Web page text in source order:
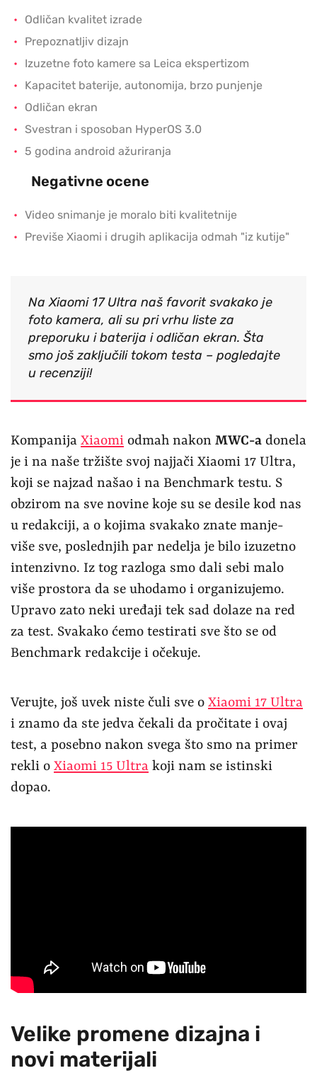
Odličan kvalitet izrade
Prepoznatljiv dizajn
Izuzetne foto kamere sa Leica ekspertizom
Kapacitet baterije, autonomija, brzo punjenje
Odličan ekran
Svestran i sposoban HyperOS 3.0
5 godina android ažuriranja
Negativne ocene
Video snimanje je moralo biti kvalitetnije
Previše Xiaomi i drugih aplikacija odmah "iz kutije"
Na Xiaomi 17 Ultra naš favorit svakako je
foto kamera, ali su pri vrhu liste za
preporuku i baterija i odličan ekran. Šta
smo još zaključili tokom testa – pogledajte
u recenziji!
Kompanija Xiaomi odmah nakon MWC-a donela
je i na naše tržište svoj najjači Xiaomi 17 Ultra,
koji se najzad našao i na Benchmark testu. S
obzirom na sve novine koje su se desile kod nas
u redakciji, a o kojima svakako znate manje-
više sve, poslednjih par nedelja je bilo izuzetno
intenzivno. Iz tog razloga smo dali sebi malo
više prostora da se uhodamo i organizujemo.
Upravo zato neki uređaji tek sad dolaze na red
za test. Svakako ćemo testirati sve što se od
Benchmark redakcije i očekuje.
Verujte, još uvek niste čuli sve o Xiaomi 17 Ultra
i znamo da ste jedva čekali da pročitate i ovaj
test, a posebno nakon svega što smo na primer
rekli o Xiaomi 15 Ultra koji nam se istinski
dopao.
Velike promene dizajna i
novi materijali